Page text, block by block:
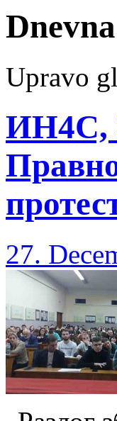
Upravo
ИН4С,
27.